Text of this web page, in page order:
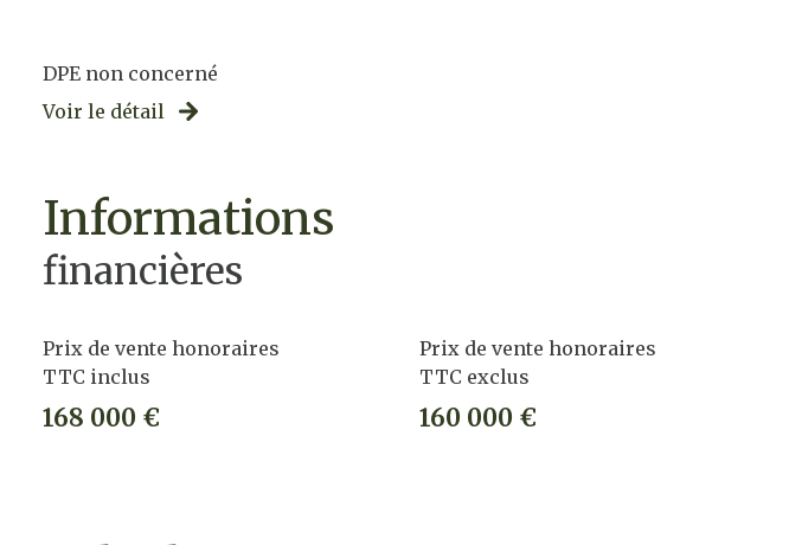
DPE non concerné
Voir le détail
informations
financières
Prix de vente honoraires
TTC inclus
168 000 €
Prix de vente honoraires
TTC exclus
160 000 €